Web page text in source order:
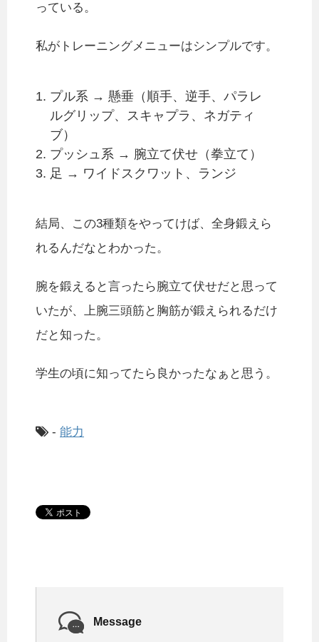
っている。
私がトレーニングメニューはシンプルです。
プル系 → 懸垂（順手、逆手、パラレ
ルグリップ、スキャプラ、ネガティ
ブ）
プッシュ系 → 腕立て伏せ（拳立て）
足 → ワイドスクワット、ランジ
結局、この3種類をやってけば、全身鍛えら
れるんだなとわかった。
腕を鍛えると言ったら腕立て伏せだと思って
いたが、上腕三頭筋と胸筋が鍛えられるだけ
だと知った。
学生の頃に知ってたら良かったなぁと思う。
- 能力
Message